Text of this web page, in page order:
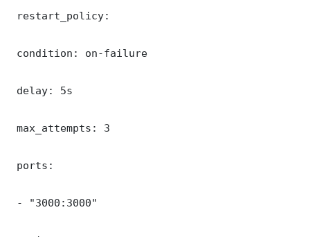
restart_policy:
condition: on-failure
delay: 5s
max_attempts: 3
ports:
- "3000:3000"